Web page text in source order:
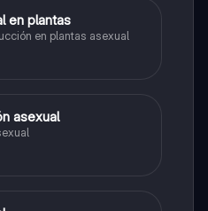
en plantas
en plantas asexual
asexual